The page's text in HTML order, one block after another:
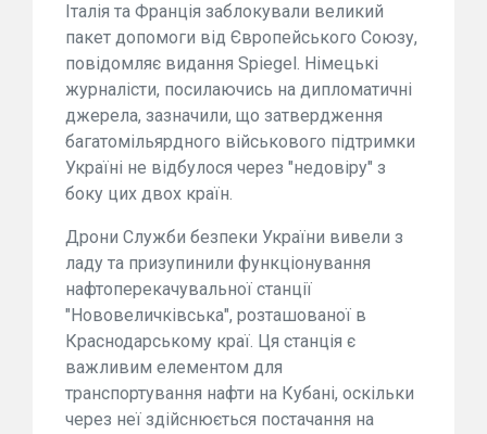
Італія та Франція заблокували великий
пакет допомоги від Європейського Союзу,
повідомляє видання Spiegel. Німецькі
журналісти, посилаючись на дипломатичні
джерела, зазначили, що затвердження
багатомільярдного військового підтримки
Україні не відбулося через "недовіру" з
боку цих двох країн.
Дрони Служби безпеки України вивели з
ладу та призупинили функціонування
нафтоперекачувальної станції
"Нововеличківська", розташованої в
Краснодарському краї. Ця станція є
важливим елементом для
транспортування нафти на Кубані, оскільки
через неї здійснюється постачання на